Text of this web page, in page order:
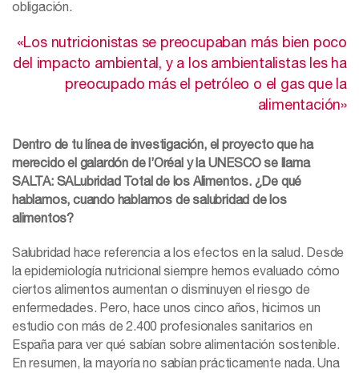
obligación.
«Los nutricionistas se preocupaban más bien poco
del impacto ambiental, y a los ambientalistas les ha
preocupado más el petróleo o el gas que la
alimentación»
Dentro de tu línea de investigación, el proyecto que ha
merecido el galardón de l’Oréal y la UNESCO se llama
SALTA: SALubridad Total de los Alimentos. ¿De qué
hablamos, cuando hablamos de salubridad de los
alimentos?
Salubridad hace referencia a los efectos en la salud. Desde
la epidemiología nutricional siempre hemos evaluado cómo
ciertos alimentos aumentan o disminuyen el riesgo de
enfermedades. Pero, hace unos cinco años, hicimos un
estudio con más de 2.400 profesionales sanitarios en
España para ver qué sabían sobre alimentación sostenible.
En resumen, la mayoría no sabían prácticamente nada. Una